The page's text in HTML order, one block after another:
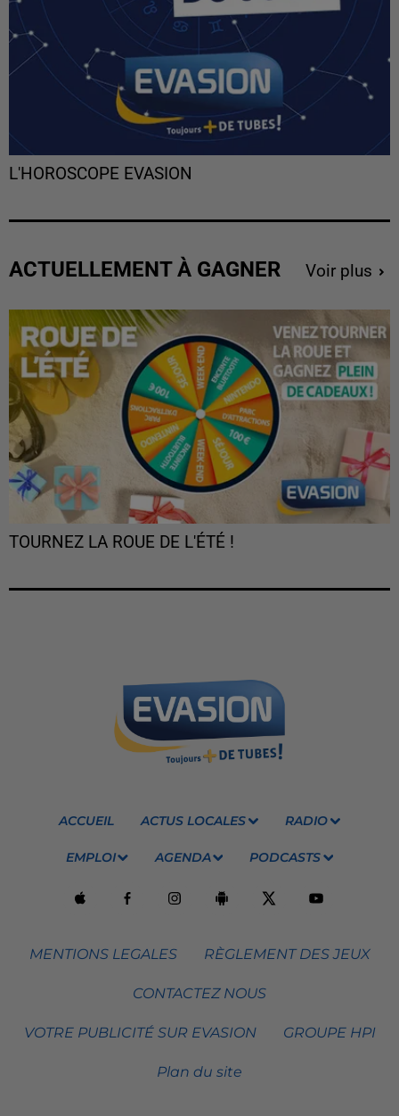
L'HOROSCOPE EVASION
ACTUELLEMENT À GAGNER Voir plus
TOURNEZ LA ROUE DE L'ÉTÉ !
ACCUEIL ACTUS LOCALES RADIO
EMPLOI AGENDA PODCASTS
MENTIONS LEGALES RÈGLEMENT DES JEUX
CONTACTEZ NOUS
VOTRE PUBLICITÉ SUR EVASION GROUPE HPI
Plan du site